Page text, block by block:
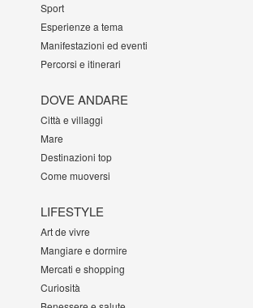
Sport
Esperienze a tema
Manifestazioni ed eventi
Percorsi e itinerari
DOVE ANDARE
Città e villaggi
Mare
Destinazioni top
Come muoversi
LIFESTYLE
Art de vivre
Mangiare e dormire
Mercati e shopping
Curiosità